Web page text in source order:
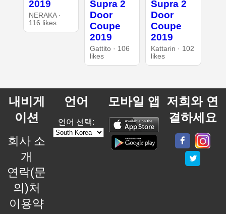
2019
NERAKA ·
116 likes
Supra 2
Door
Coupe
2019
Gattito · 106
likes
Supra 2
Door
Coupe
2019
Kattarin · 102
likes
내비게
이션
회사 소
개
연락(문
의)처
이용약
언어
언어 선택:
모바일 앱 저희와 연
결하세요